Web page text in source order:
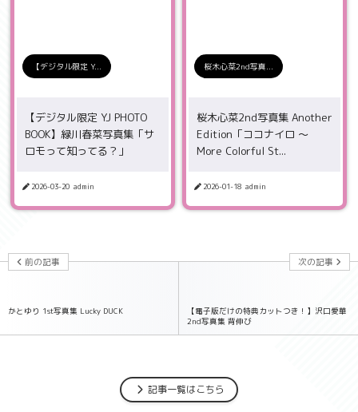
【デジタル限定 Y...
【デジタル限定 YJ PHOTO
BOOK】緑川春菜写真集「サ
ロモって知ってる？」
2026-03-20 admin
桜木心菜2nd写真...
桜木心菜2nd写真集 Another
Edition「ココナイロ 〜
More Colorful St...
2026-01-18 admin
前の記事
かとゆり 1st写真集 Lucky DUCK
次の記事
【電子版だけの特典カットつき！】沢口愛華
2nd写真集 背伸び
記事一覧はこちら